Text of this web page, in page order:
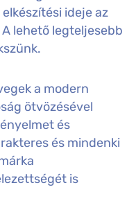
ideje az
lehető legteljesebb
a modern
ötvözésével
és
és mindenki
is